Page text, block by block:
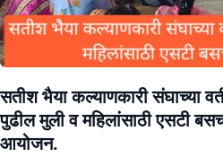
सतीश भैया कल्याणकारी संघाच्या
पुढील मुली व महिलांसाठी एसटी
आयोजन.